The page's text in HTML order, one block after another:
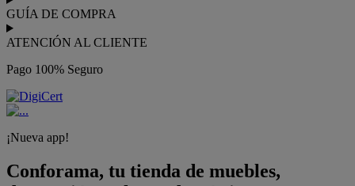
GUÍA DE COMPRA
ATENCIÓN AL CLIENTE
Pago 100% Seguro
¡Nueva app!
Conforama, tu tienda de muebles,